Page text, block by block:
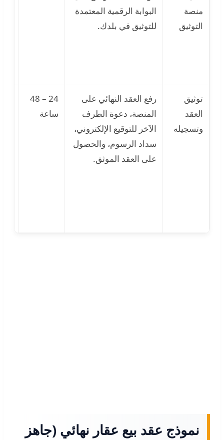
منصة
التوثيق
البوابة الرقمية المعتمدة
للتوثيق في بلدك.
توثيق
العقد
وتسجيله
رفع العقد النهائي على
المنصة، دعوة الطرف
الآخر للتوقيع الإلكتروني،
سداد الرسوم، والحصول
على العقد الموثق.
24 – 48
ساعة
نموذج عقد بيع عقار نهائي (جاهز